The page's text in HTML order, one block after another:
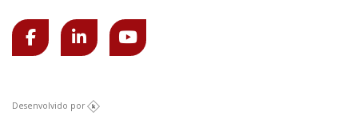
Desenvolvido por